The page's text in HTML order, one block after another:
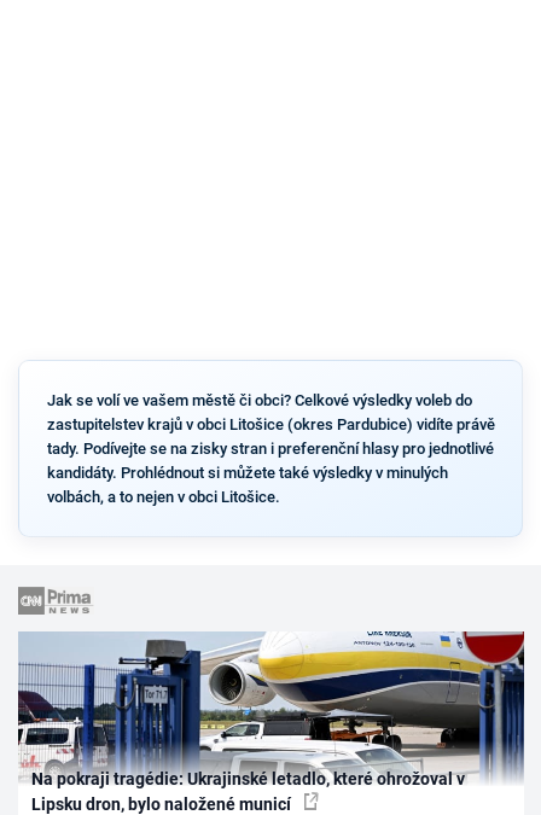
Jak se volí ve vašem městě či obci? Celkové výsledky voleb do
zastupitelstev krajů v obci Litošice (okres Pardubice) vidíte právě
tady. Podívejte se na zisky stran i preferenční hlasy pro jednotlivé
kandidáty. Prohlédnout si můžete také výsledky v minulých
volbách, a to nejen v obci Litošice.
Na pokraji tragédie: Ukrajinské letadlo, které ohrožoval v
Lipsku dron, bylo naložené municí